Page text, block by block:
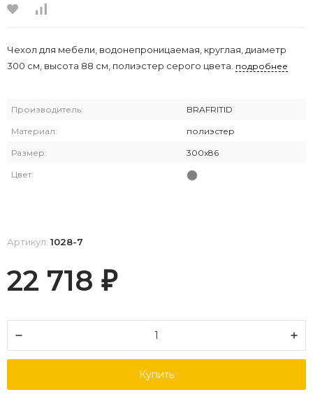
Чехол для мебели, водонепроницаемая, круглая, диаметр
300 см, высота 88 см, полиэстер серого цвета. подробнее
Производитель: BRAFRITID
Материал: полиэстер
Размер: 300x86
Цвет:
Артикул: 1028-7
22 718 ₽
Купить